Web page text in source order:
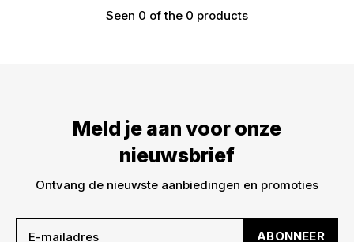
Seen 0 of the 0 products
Meld je aan voor onze
nieuwsbrief
Ontvang de nieuwste aanbiedingen en promoties
ABONNEER